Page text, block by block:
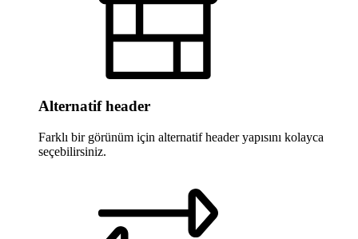
Alternatif header
Farklı bir görünüm için alternatif header yapısını kolayca
seçebilirsiniz.